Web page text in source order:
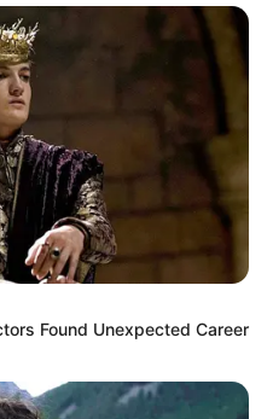
Found Unexpected Career